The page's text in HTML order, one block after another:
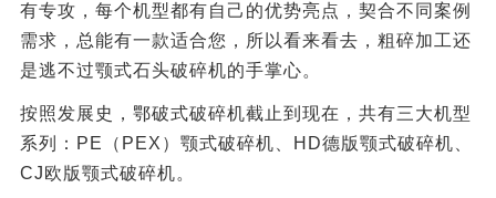
有专攻，每个机型都有自己的优势亮点，契合不同案例
需求，总能有一款适合您，所以看来看去，粗碎加工还
是逃不过颚式石头破碎机的手掌心。
按照发展史，鄂破式破碎机截止到现在，共有三大机型
系列：PE（PEX）颚式破碎机、HD德版颚式破碎机、
CJ欧版颚式破碎机。